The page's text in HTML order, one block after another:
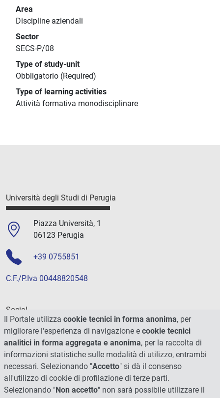
Area
Discipline aziendali
Sector
SECS-P/08
Type of study-unit
Obbligatorio (Required)
Type of learning activities
Attività formativa monodisciplinare
Università degli Studi di Perugia
Piazza Università, 1
06123 Perugia
+39 0755851
C.F./P.Iva 00448820548
Social
Il Portale utilizza cookie tecnici in forma anonima, per
migliorare l'esperienza di navigazione e cookie tecnici
analitici in forma aggregata e anonima, per la raccolta di
informazioni statistiche sulle modalità di utilizzo, entrambi
necessari. Selezionando "Accetto" si dà il consenso
all'utilizzo di cookie di profilazione di terze parti.
Selezionando "Non accetto" non sarà possibile utilizzare il